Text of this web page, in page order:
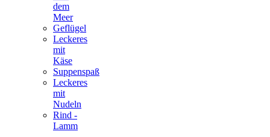
dem
Meer
Geflügel
Leckeres
mit
Käse
Suppenspaß
Leckeres
mit
Nudeln
Rind -
Lamm